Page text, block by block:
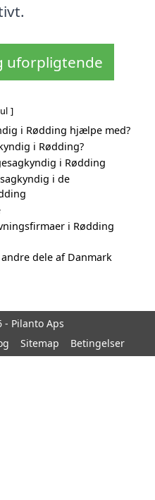
uforpligtende
i Rødding hjælpe med?
i Rødding?
i Rødding
i de
i Rødding
dele af Danmark
- Pilanto Aps
Sitemap Betingelser